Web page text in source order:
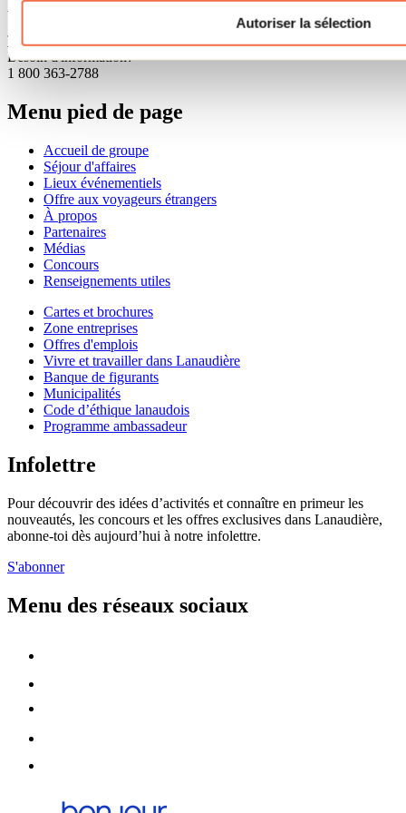
Autoriser la sélection
Applications et documents
Télécharge le fichier GPX
Besoin d'information?
1 800 363-2788
Menu pied de page
Accueil de groupe
Séjour d'affaires
Lieux événementiels
Offre aux voyageurs étrangers
À propos
Partenaires
Médias
Concours
Renseignements utiles
Cartes et brochures
Zone entreprises
Offres d'emplois
Vivre et travailler dans Lanaudière
Banque de figurants
Municipalités
Code d’éthique lanaudois
Programme ambassadeur
Infolettre
Pour découvrir des idées d’activités et connaître en primeur les
nouveautés, les concours et les offres exclusives dans Lanaudière,
abonne-toi dès aujourd’hui à notre infolettre.
S'abonner
Menu des réseaux sociaux